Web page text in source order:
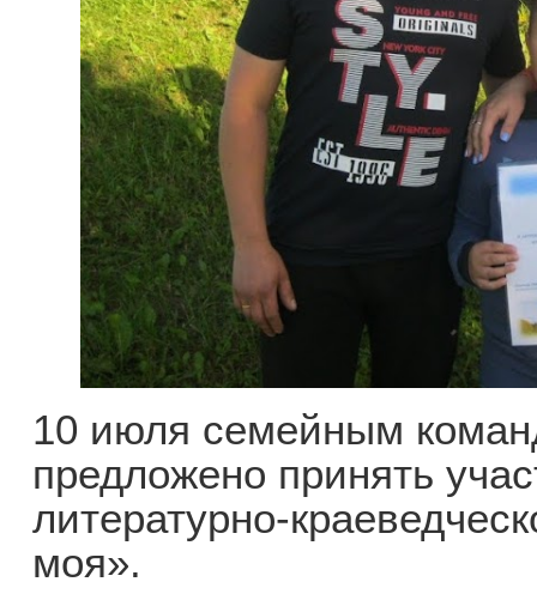
10 июля семейным
предложено принять
литературно-
моя».